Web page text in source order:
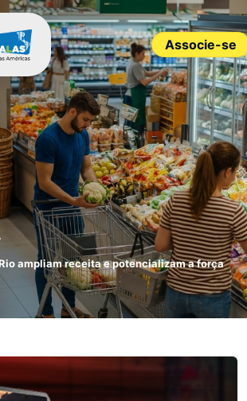
principal
Associe-se
ampliam receita e potencializam a força